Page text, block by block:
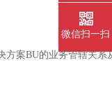
决方案BU的业务管辖关
微信扫一扫